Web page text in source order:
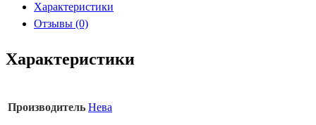
NTC
Нева
ЕМТ\ЕМ
Характеристики
Отзывы (0)
Характеристики
Производитель Нева